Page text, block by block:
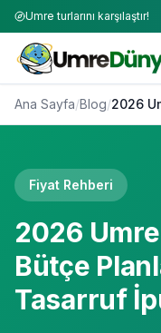
Umre turlarını karşılaştır!
Ana Sayfa/Blog/
Fiyat Rehberi
2026
Bütçe
Tasarruf